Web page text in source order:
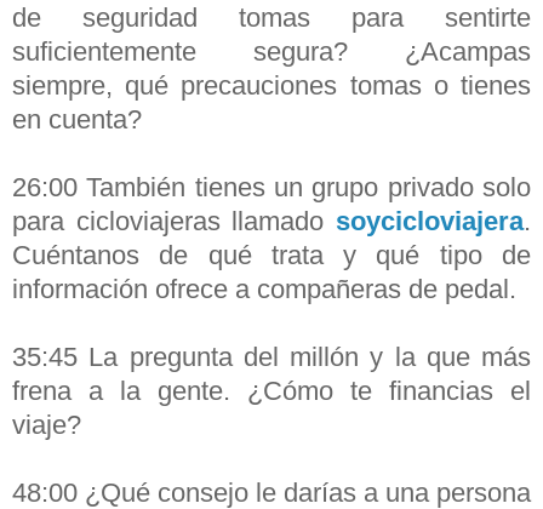
de seguridad tomas para sentirte
suficientemente segura? ¿Acampas
siempre, qué precauciones tomas o tienes
en cuenta?
26:00 También tienes un grupo privado solo
para cicloviajeras llamado soycicloviajera.
Cuéntanos de qué trata y qué tipo de
información ofrece a compañeras de pedal.
35:45 La pregunta del millón y la que más
frena a la gente. ¿Cómo te financias el
viaje?
48:00 ¿Qué consejo le darías a una persona